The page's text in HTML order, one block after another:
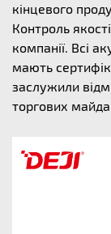
кінцевого
Контроль
компанії. Всі
мають
заслужили
торгових